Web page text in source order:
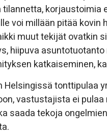
korjaustoimia
voi millään pitää kovin
muut tekijät ovatkin
hiipuva
katkaiseminen,
Helsingissä tonttipulaa
vastustajista ei
saada tekoja